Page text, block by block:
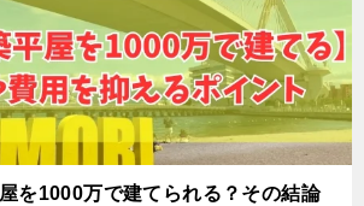
を1000万で建てられる？その結論